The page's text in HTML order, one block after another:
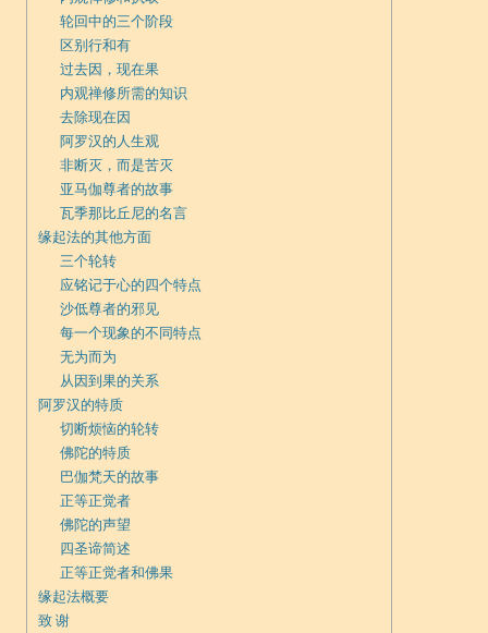
轮回中的三个阶段
区别行和有
过去因，现在果
内观禅修所需的知识
去除现在因
阿罗汉的人生观
非断灭，而是苦灭
亚马伽尊者的故事
瓦季那比丘尼的名言
缘起法的其他方面
三个轮转
应铭记于心的四个特点
沙低尊者的邪见
每一个现象的不同特点
无为而为
从因到果的关系
阿罗汉的特质
切断烦恼的轮转
佛陀的特质
巴伽梵天的故事
正等正觉者
佛陀的声望
四圣谛简述
正等正觉者和佛果
缘起法概要
致 谢